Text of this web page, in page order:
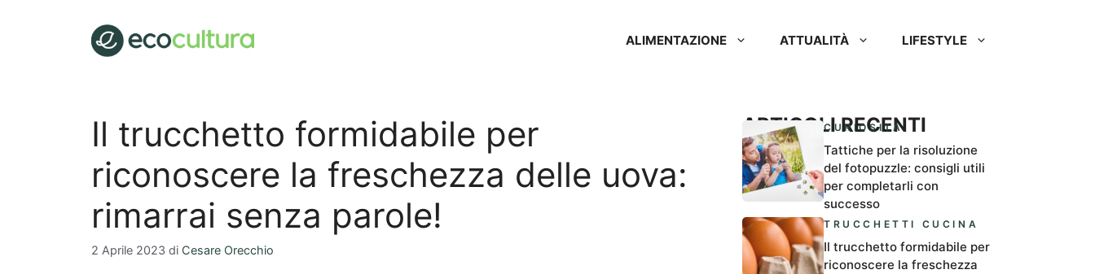
ALIMENTAZIONE ATTUALITÀ LIFESTYLE
Il trucchetto formidabile per
riconoscere la freschezza delle uova:
rimarrai senza parole!
2 Aprile 2023 di Cesare Orecchio
ARTICOLI RECENTI
CURIOSITÀ
Tattiche per la risoluzione
del fotopuzzle: consigli utili
per completarli con
successo
TRUCCHETTI CUCINA
Il trucchetto formidabile per
riconoscere la freschezza